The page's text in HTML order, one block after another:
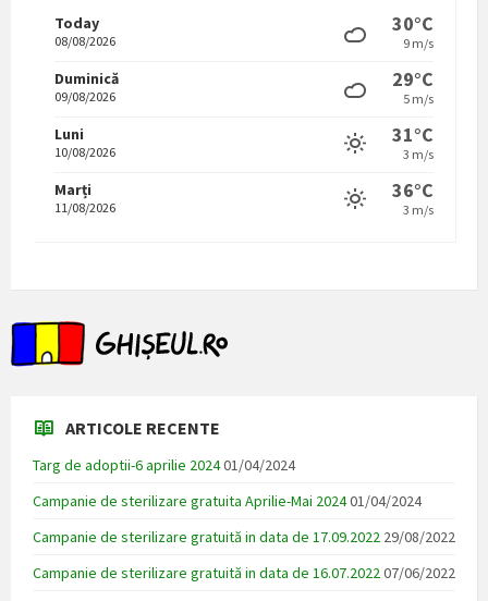
Today
08/08/2026
30°C
9 m/s
Duminică
09/08/2026
29°C
5 m/s
Luni
10/08/2026
31°C
3 m/s
Marți
11/08/2026
36°C
3 m/s
ARTICOLE RECENTE
Targ de adoptii-6 aprilie 202401/04/2024
Campanie de sterilizare gratuita Aprilie-Mai 202401/04/2024
Campanie de sterilizare gratuită in data de 17.09.2022 29/08/2022
Campanie de sterilizare gratuită in data de 16.07.202207/06/2022